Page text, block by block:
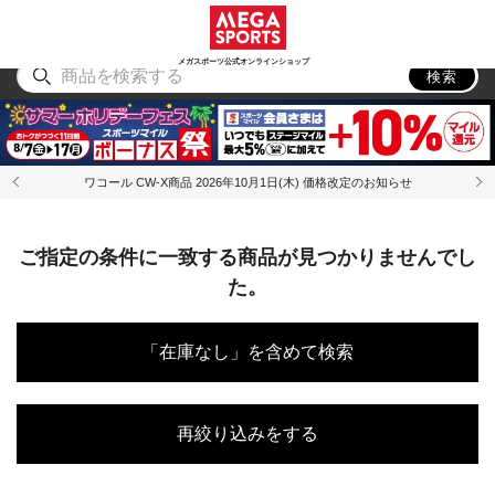
メガスポーツ公式オンラインショップ
アウトドア
検索
ワコール CW-X商品 2026年10月1日(木) 価格改定のお知らせ
ご指定の条件に一致する商品が見つかりませんでし
た。
「在庫なし」を含めて検索
再絞り込みをする